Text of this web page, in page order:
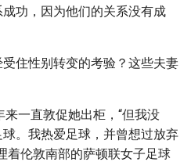
功，因为他们的关系没有成
来一直敦促她出柜，“但我没
。我热爱足球，并曾想过放弃
着伦敦南部的萨顿联女子足球